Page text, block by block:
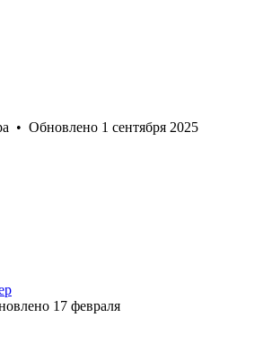
• Обновлено 1 сентября 2025
17 февраля